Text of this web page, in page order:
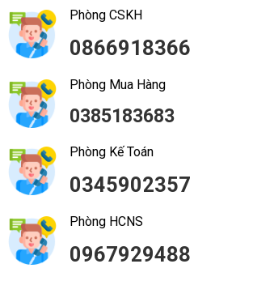
Phòng CSKH
0866918366
Phòng Mua Hàng
0385183683
Phòng Kế Toán
0345902357
Phòng HCNS
0967929488